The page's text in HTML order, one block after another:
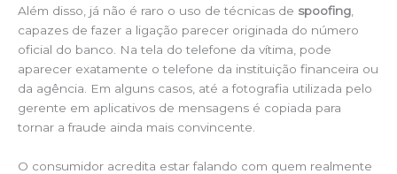
Além disso, já não é raro o uso de técnicas de spoofing
capazes de fazer a ligação parecer originada do número
oficial do banco. Na tela do telefone da vítima, pode
aparecer exatamente o telefone da instituição financeira ou
da agência. Em alguns casos, até a fotografia utilizada pelo
gerente em aplicativos de mensagens é copiada para
tornar a fraude ainda mais convincente.
O consumidor acredita estar falando com quem realmente